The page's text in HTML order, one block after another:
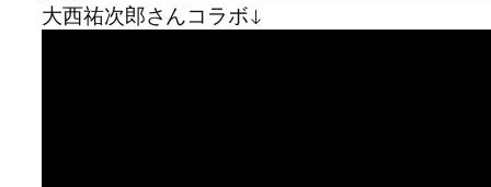
大西祐次郎さんコラボ↓